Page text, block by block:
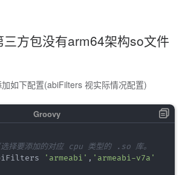
方包没有arm64架构so文件
如下配置(abiFilters 视实际情况配置)
择要添加的对应 cpu 类型的 .so 库。
'armeabi' , 'armeabi-v7a'